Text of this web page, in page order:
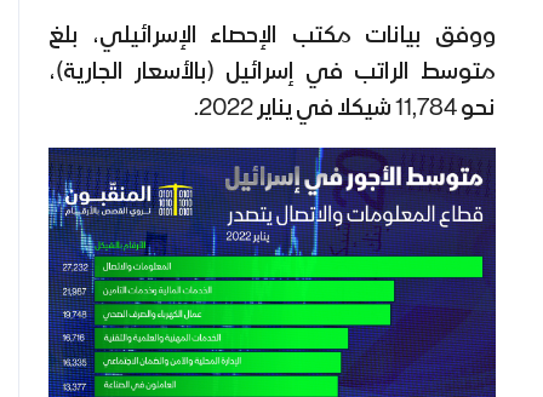
ووفق بيانات مكتب الإحصاء الإسرائيلي، بلغ
متوسط الراتب في إسرائيل (بالأسعار الجارية)،
نحو 11,784 شيكلا في يناير 2022.